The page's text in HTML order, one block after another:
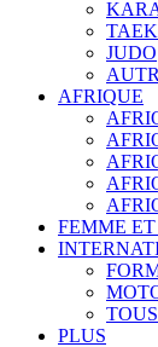
JUDO
AFRIQUE
FEMME ET
PLUS